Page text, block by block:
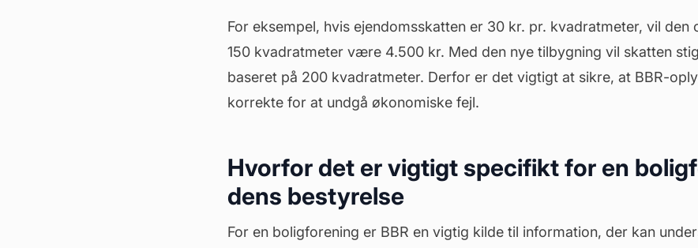
For eksempel, hvis ejendomsskatten er 30 kr. pr. kvadratmeter, vil den
150 kvadratmeter være 4.500 kr. Med den nye tilbygning vil skatten
baseret på 200 kvadratmeter. Derfor er det vigtigt at sikre, at BBR-
korrekte for at undgå økonomiske fejl.
Hvorfor det er vigtigt specifikt for en
dens bestyrelse
For en boligforening er BBR en vigtig kilde til information, der kan